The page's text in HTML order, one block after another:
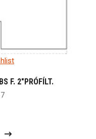
F. 2″PRÓFÍLT.